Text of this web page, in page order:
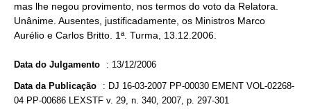
mas lhe negou provimento, nos termos do voto da Relatora.
Unânime. Ausentes, justificadamente, os Ministros Marco
Aurélio e Carlos Britto. 1ª. Turma, 13.12.2006.
Data do Julgamento : 13/12/2006
Data da Publicação : DJ 16-03-2007 PP-00030 EMENT VOL-02268-
04 PP-00686 LEXSTF v. 29, n. 340, 2007, p. 297-301